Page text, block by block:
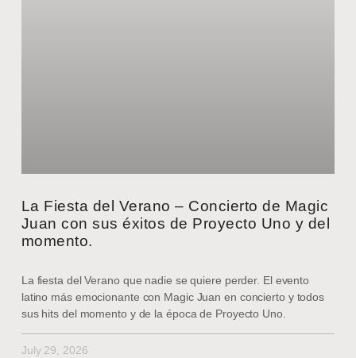
La Fiesta del Verano – Concierto de Magic
Juan con sus éxitos de Proyecto Uno y del
momento.
La fiesta del Verano que nadie se quiere perder. El evento
latino más emocionante con Magic Juan en concierto y todos
sus hits del momento y de la época de Proyecto Uno.
July 29, 2026